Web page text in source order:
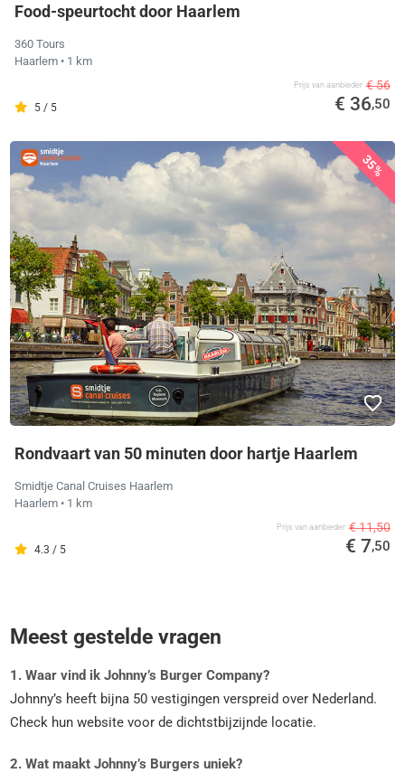
Food-speurtocht door Haarlem
360 Tours
Haarlem • 1 km
5 / 5
Prijs van aanbieder € 56
€ 36,50
35%
Rondvaart van 50 minuten door hartje Haarlem
Smidtje Canal Cruises Haarlem
Haarlem • 1 km
4.3 / 5
Prijs van aanbieder € 11,50
€ 7,50
Meest gestelde vragen
1. Waar vind ik Johnny’s Burger Company?
Johnny’s heeft bijna 50 vestigingen verspreid over Nederland.
Check hun website voor de dichtstbijzijnde locatie.
2. Wat maakt Johnny’s Burgers uniek?